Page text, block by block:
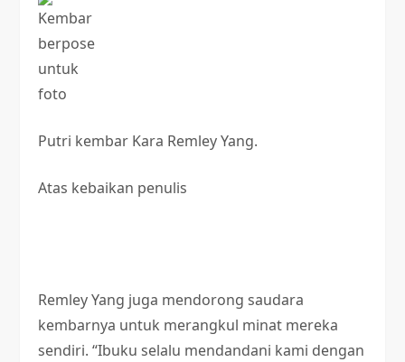
Putri kembar Kara Remley Yang.
Atas kebaikan penulis
Remley Yang juga mendorong saudara
kembarnya untuk merangkul minat mereka
sendiri. “Ibuku selalu mendandani kami dengan